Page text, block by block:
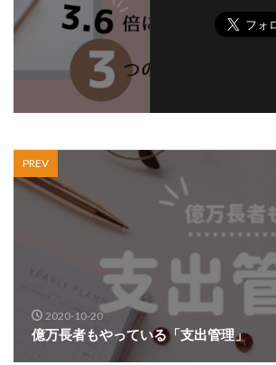
PREV
2020-10-20
億万長者もやっている「支出管理」